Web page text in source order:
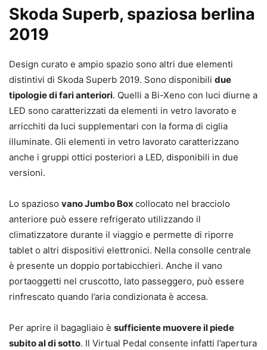
Skoda Superb, spaziosa berlina
2019
Design curato e ampio spazio sono altri due elementi
distintivi di Skoda Superb 2019. Sono disponibili due
tipologie di fari anteriori. Quelli a Bi-Xeno con luci diurne a
LED sono caratterizzati da elementi in vetro lavorato e
arricchiti da luci supplementari con la forma di ciglia
illuminate. Gli elementi in vetro lavorato caratterizzano
anche i gruppi ottici posteriori a LED, disponibili in due
versioni.
Lo spazioso vano Jumbo Box collocato nel bracciolo
anteriore può essere refrigerato utilizzando il
climatizzatore durante il viaggio e permette di riporre
tablet o altri dispositivi elettronici. Nella consolle centrale
è presente un doppio portabicchieri. Anche il vano
portaoggetti nel cruscotto, lato passeggero, può essere
rinfrescato quando l’aria condizionata è accesa.
Per aprire il bagagliaio è sufficiente muovere il piede
subito al di sotto. Il Virtual Pedal consente infatti l’apertura